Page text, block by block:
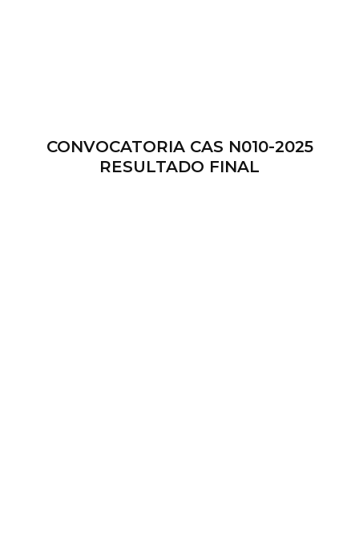
CONVOCATORIA CAS N010-2025
RESULTADO FINAL